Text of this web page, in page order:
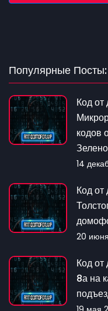
Популярные Посты:
Код
кодов
14
Код
20
Код
8а на